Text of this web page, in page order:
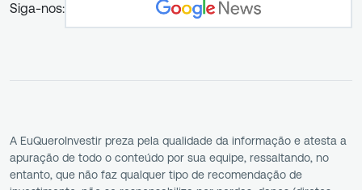
Siga-nos:
A EuQueroInvestir preza pela qualidade da informação e atesta a
apuração de todo o conteúdo por sua equipe, ressaltando, no
entanto, que não faz qualquer tipo de recomendação de